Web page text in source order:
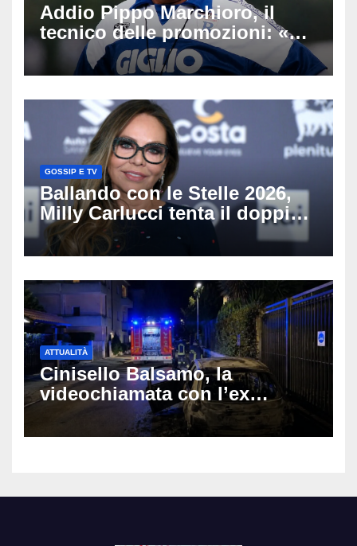
Addio Pippo Marchioro, il
tecnico delle promozioni: «Ha
scritto pagine indimenticabili
del nostro calcio»
GOSSIP E TV
Ballando con le Stelle 2026,
Milly Carlucci tenta il doppio
colpo: tra i papabili Ornella
Muti e Monica Guerritore
ATTUALITÀ
Cinisello Balsamo, la
videochiamata con l’ex
fidanzata e il dramma: 35enne
lotta tra la vita e la morte